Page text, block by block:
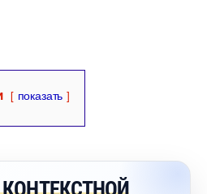
показать